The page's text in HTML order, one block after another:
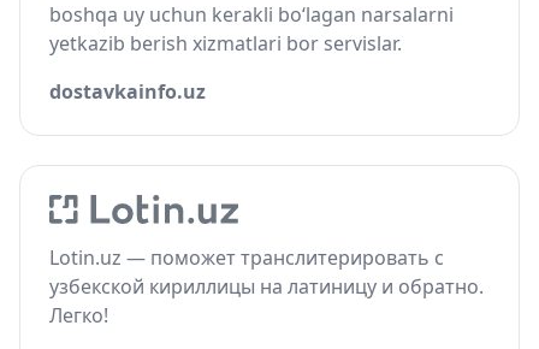
boshqa uy uchun kerakli bo‘lagan narsalarni
yetkazib berish xizmatlari bor servislar.
dostavkainfo.uz
Lotin.uz — поможет транслитерировать с
узбекской кириллицы на латиницу и обратно.
Легко!